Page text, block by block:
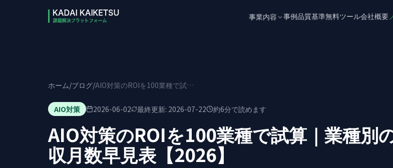
事業内容 事例品質基準無料ツール会社概要
ホーム/ブログ/ AIO対策のROIを100業種で試算｜業種別の回収月数早見表【2026】
AIO対策 2026-06-02 最終更新: 2026-07-22 約6分で読めます
AIO対策のROIを100業種で試算｜業種別
収月数早見表【2026】